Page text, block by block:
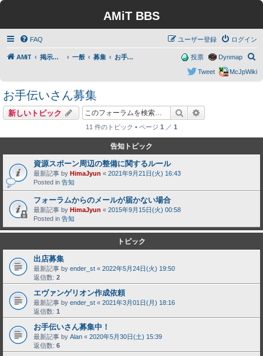
AMiT BBS
FAQ ログイン
ユーザー登録
AMiT 掲示板トップ 一般 募集 お手伝いさん募集
索
Dynmap
投票
McJpWiki
Tweet
お手伝いさん募集
新しいトピック 検索
11 件のトピック • ページ 1 ／ 1
告知トピック
資源スポーン周辺の整備に関するルール
最新記事 by HimaJyun « 2021年9月21日(火) 16:43
Posted in 告知
フォーラムからのメールが届かない場合
最新記事 by HimaJyun « 2015年9月15日(火) 00:58
Posted in 告知
トピック
出店募集
最新記事 by ender_st « 2022年5月24日(火) 19:50
返信数: 2
エヴァンゲリオン作成依頼
最新記事 by ender_st « 2021年3月01日(月) 18:16
返信数: 1
お手伝いさん募集中！
最新記事 by Alan « 2020年5月30日(土) 15:39
返信数: 6